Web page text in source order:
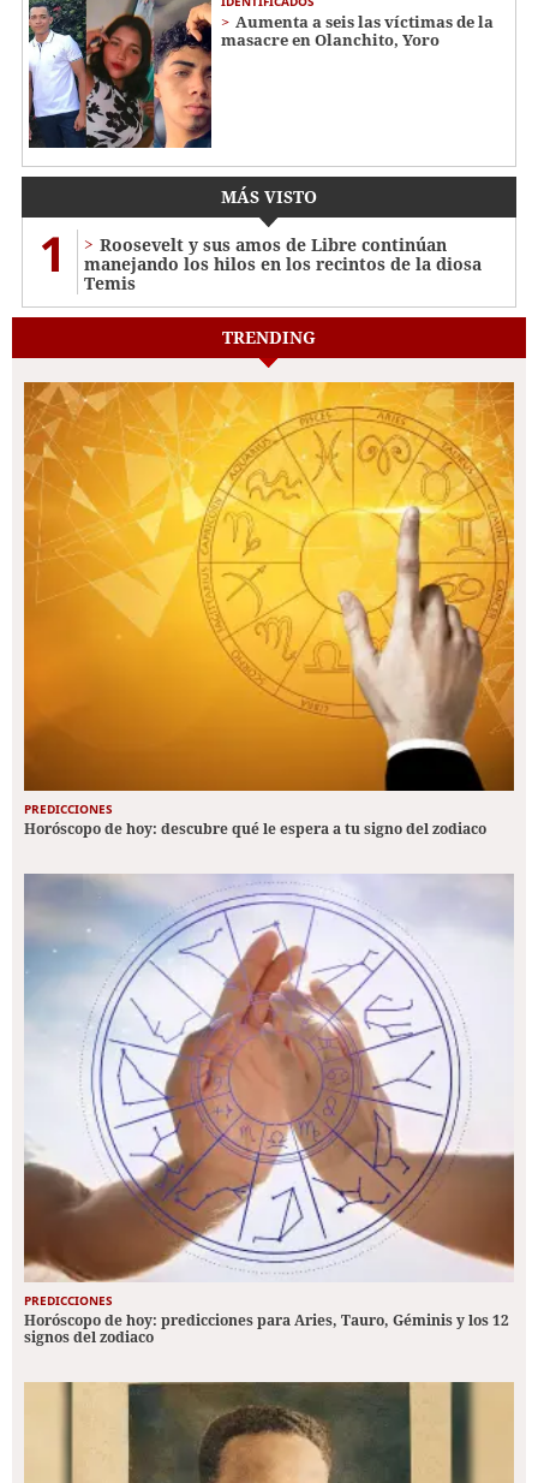
Aumenta a seis las víctimas de la
masacre en Olanchito, Yoro
MÁS VISTO
1
Roosevelt y sus amos de Libre continúan
manejando los hilos en los recintos de la diosa
Temis
TRENDING
PREDICCIONES
Horóscopo de hoy: descubre qué le espera a tu signo del zodiaco
PREDICCIONES
Horóscopo de hoy: predicciones para Aries, Tauro, Géminis y los 12
signos del zodiaco